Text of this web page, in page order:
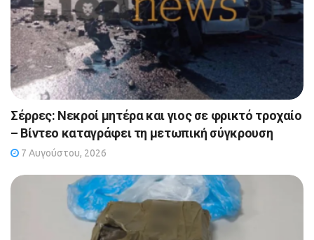
Σέρρες: Νεκροί μητέρα και γιος σε φρικτό τροχαίο
– Βίντεο καταγράφει τη μετωπική σύγκρουση
7 Αυγούστου, 2026